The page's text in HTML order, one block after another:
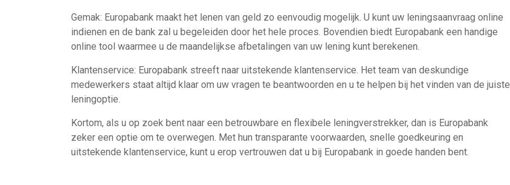
Gemak: Europabank maakt het lenen van geld zo eenvoudig mogelijk. U kunt uw leningsaanvraag online
indienen en de bank zal u begeleiden door het hele proces. Bovendien biedt Europabank een handige
online tool waarmee u de maandelijkse afbetalingen van uw lening kunt berekenen.
Klantenservice: Europabank streeft naar uitstekende klantenservice. Het team van deskundige
medewerkers staat altijd klaar om uw vragen te beantwoorden en u te helpen bij het vinden van de juiste
leningoptie.
Kortom, als u op zoek bent naar een betrouwbare en flexibele leningverstrekker, dan is Europabank
zeker een optie om te overwegen. Met hun transparante voorwaarden, snelle goedkeuring en
uitstekende klantenservice, kunt u erop vertrouwen dat u bij Europabank in goede handen bent.